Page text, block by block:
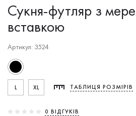
Сукня-футляр з
вставкою
Артикул: 3524
L XL ТАБЛИЦЯ РОЗМІРІВ
0 ВIДГУКIВ